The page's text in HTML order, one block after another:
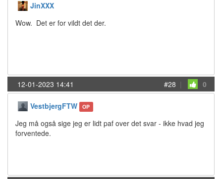
JinXXX
Wow. Det er for vildt det der.
12-01-2023 14:41 #28 | 0
VestbjergFTW OP
Jeg må også sige jeg er lidt paf over det svar - ikke hvad jeg
forventede.